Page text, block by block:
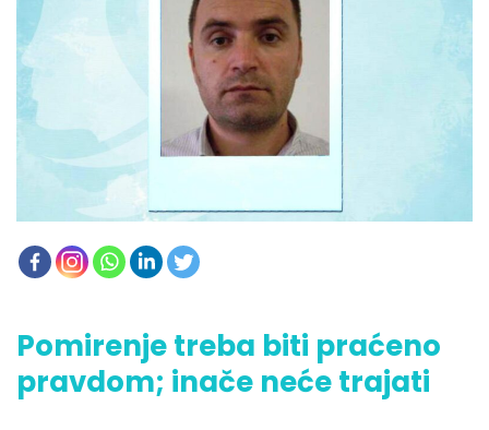
Pomirenje treba biti praćeno
pravdom; inače neće trajati